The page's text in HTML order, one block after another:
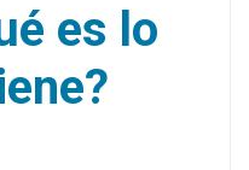
es lo